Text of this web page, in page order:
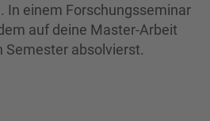
In einem Forschungsseminar
auf deine Master-Arbeit
Semester absolvierst.